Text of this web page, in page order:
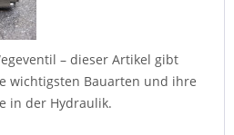
– dieser Artikel gibt
wichtigsten Bauarten und ihre
in der Hydraulik.